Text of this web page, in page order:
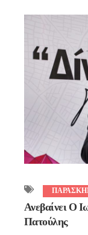
Ανεβαίνει Ο
Πατούλης